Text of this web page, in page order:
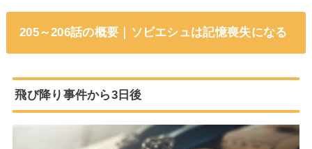
205～206話の概要｜ソビエシュは記憶喪失になる
飛び降り事件から3日後